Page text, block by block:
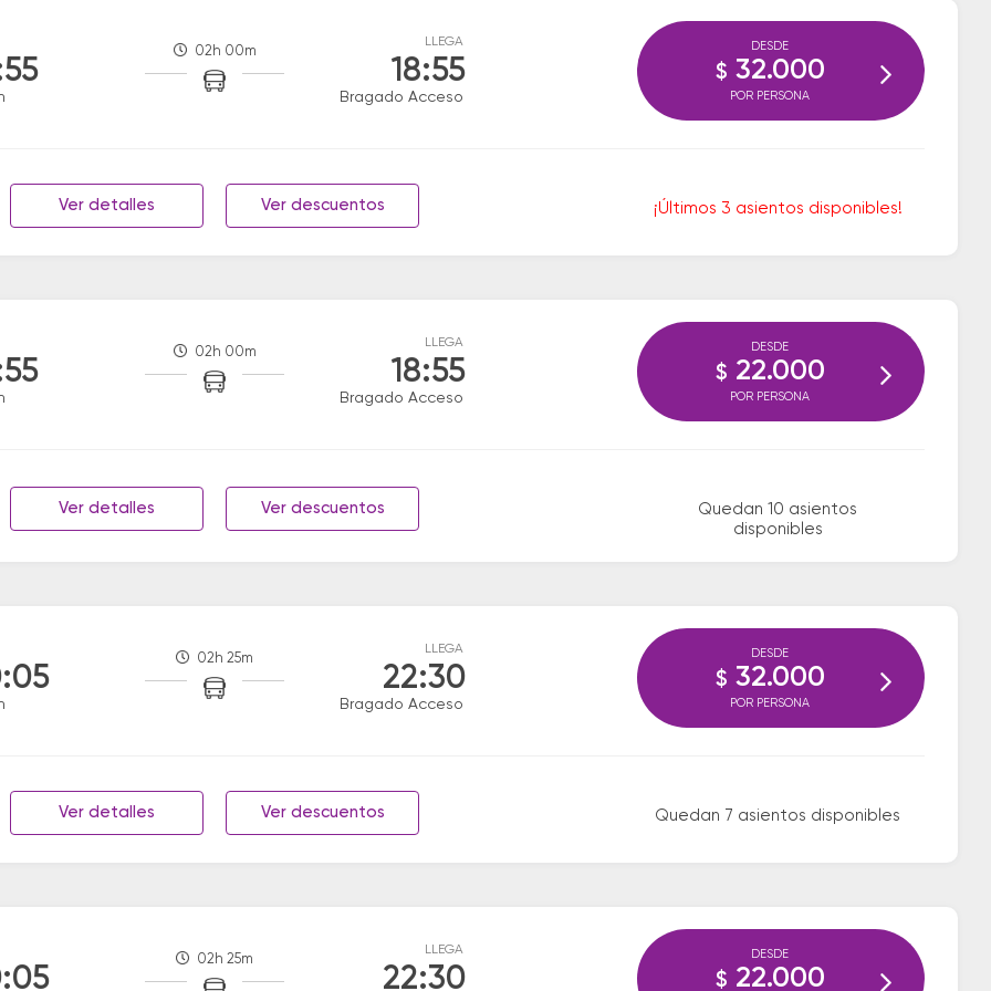
02h 00m
LLEGA
18:55
Bragado Acceso
Ver detalles Ver descuentos ¡Últimos 3 asientos disponibles!
DESDE
$ 32.000
POR PERSONA
02h 00m
LLEGA
18:55
Bragado Acceso
Ver detalles Ver descuentos
Quedan 10 asientos
disponibles
DESDE
$ 22.000
POR PERSONA
02h 25m
LLEGA
22:30
Bragado Acceso
Ver detalles Ver descuentos Quedan 7 asientos disponibles
DESDE
$ 32.000
POR PERSONA
02h 25m
LLEGA
22:30
DESDE
$ 22.000